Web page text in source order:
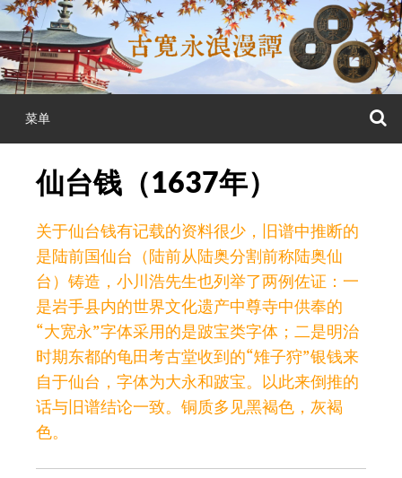
跳
至
正
文
菜单
仙台钱（1637年）
关于仙台钱有记载的资料很少，旧谱中推断的
是陆前国仙台（陆前从陆奥分割前称陆奥仙
台）铸造，小川浩先生也列举了两例佐证：一
是岩手县内的世界文化遗产中尊寺中供奉的
“大宽永”字体采用的是跛宝类字体；二是明治
时期东都的龟田考古堂收到的“雉子狩”银钱来
自于仙台，字体为大永和跛宝。以此来倒推的
话与旧谱结论一致。铜质多见黑褐色，灰褐
色。